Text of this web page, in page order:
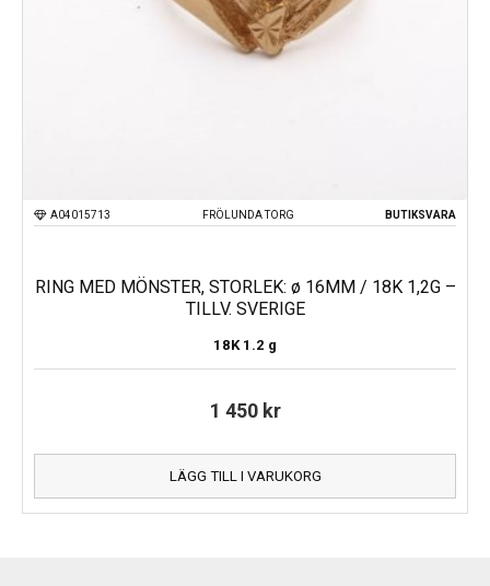
FRÖLUNDA TORG
A04015713 BUTIKSVARA
RING MED MÖNSTER, STORLEK: ø 16MM / 18K 1,2G –
TILLV. SVERIGE
18K 1.2 g
1 450 kr
LÄGG TILL I VARUKORG